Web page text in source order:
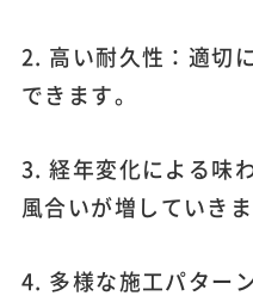
2. 高い耐久性：適切
できます。
3. 経年変化による味
風合いが増していきま
4. 多様な施工パター